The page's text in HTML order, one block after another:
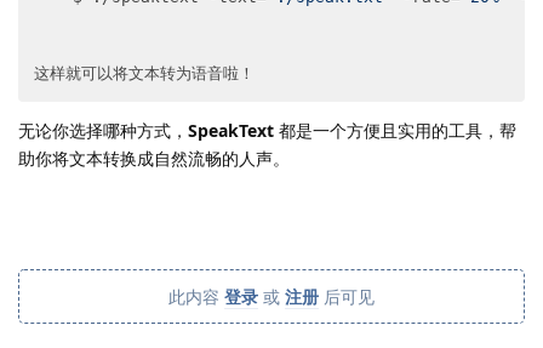
这样就可以将文本转为语音啦！
无论你选择哪种方式， SpeakText 都是一个方便且实用的工具，帮
助你将文本转换成自然流畅的人声。
此内容 登录 或 注册 后可见